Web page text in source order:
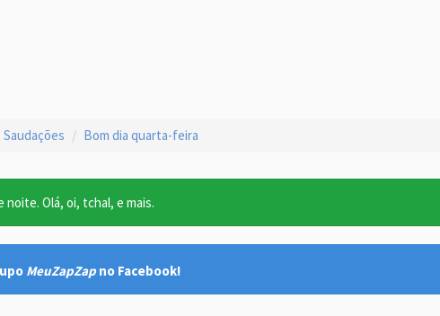
Bom dia quarta-feira
noite. Olá, oi, tchal, e mais.
MeuZapZap no Facebook!